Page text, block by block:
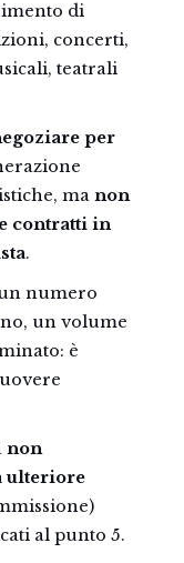
di
concerti,
teatrali
per
ma non
contratti in
.
numero
un volume
è
non
ulteriore
al punto 5.